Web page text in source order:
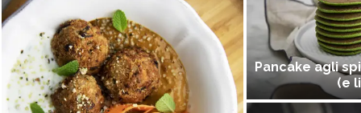
Pancake agli
(e